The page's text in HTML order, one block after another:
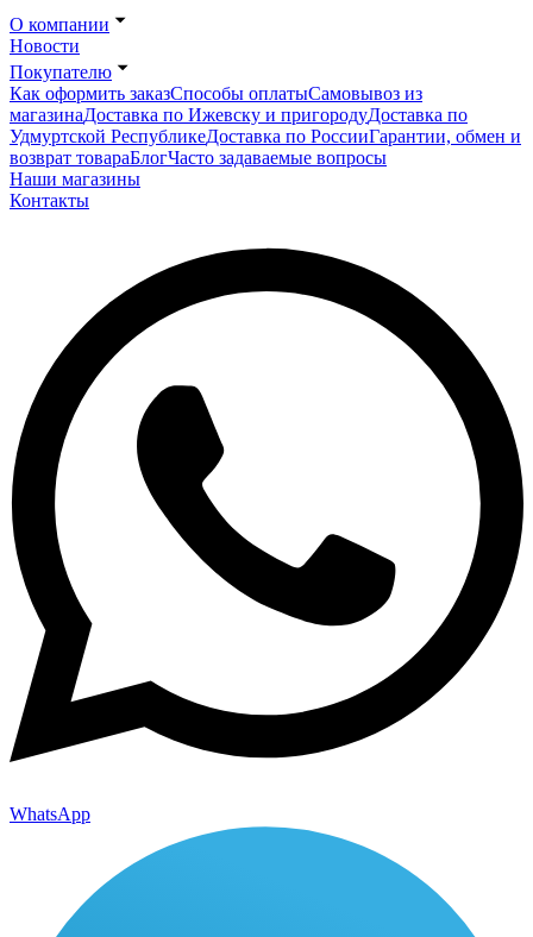
О компании
Новости
Покупателю
Как оформить заказСпособы оплатыСамовывоз из
магазинаДоставка по Ижевску и пригородуДоставка по
Удмуртской РеспубликеДоставка по РоссииГарантии, обмен и
возврат товараБлогЧасто задаваемые вопросы
Наши магазины
Контакты
WhatsApp